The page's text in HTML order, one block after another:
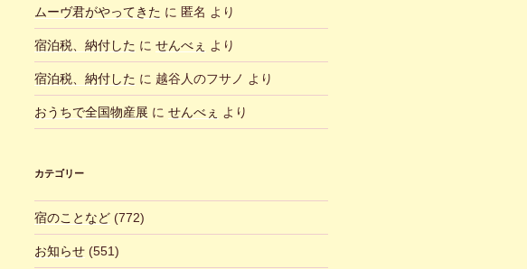
ムーヴ君がやってきた に 匿名 より
宿泊税、納付した に せんべぇ より
宿泊税、納付した に 越谷人のフサノ より
おうちで全国物産展 に せんべぇ より
カテゴリー
宿のことなど(772)
お知らせ(551)